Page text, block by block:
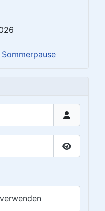
Passwort